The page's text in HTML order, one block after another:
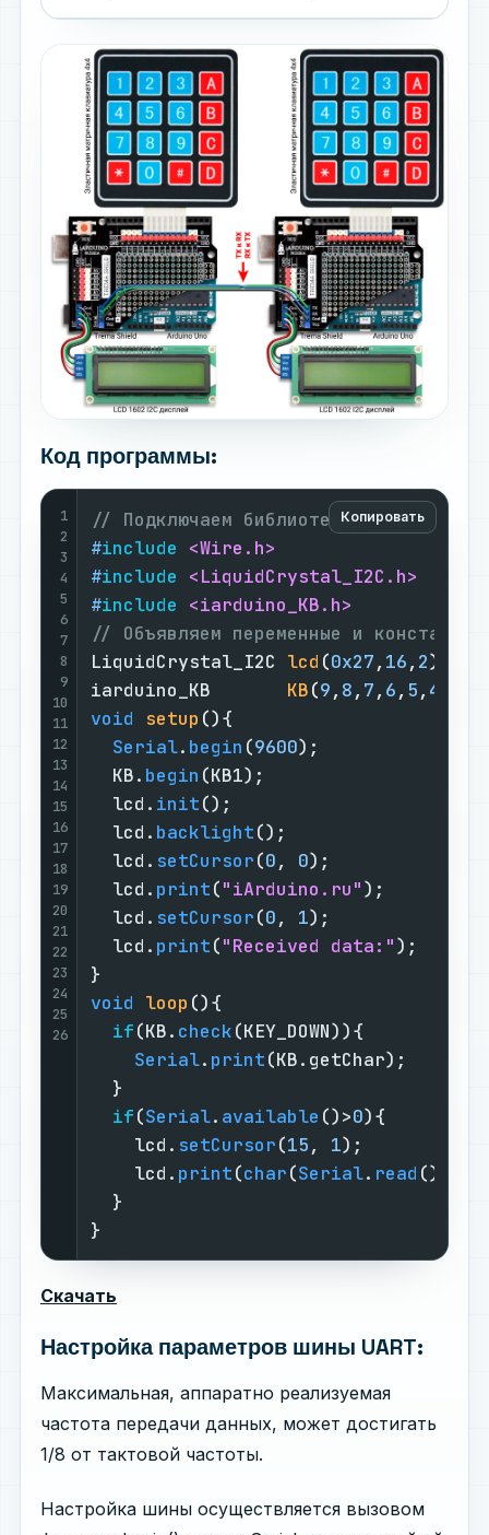
Код программы:
Копировать
1
2
3
4
5
6
7
8
9
10
11
12
13
14
15
16
17
18
19
20
21
22
23
24
25
26
// Подключаем библиотеки:
#include <Wire.h>
#include <LiquidCrystal_I2C.h>
#include <iarduino_KB.h>
// Объявляем переменные и константы:
LiquidCrystal_I2C lcd (0x27, 16, 2)
iarduino_KB KB(9, 8, 7, 6, 5, 4
void
setup (){
Serial. begin (9600
  KB.
begin
  lcd.
init
  lcd.
backlight
  lcd.
setCursor(0, 0
  lcd.
print("iArduino.ru"
  lcd.
setCursor(0, 1
  lcd.
print("Received data:"
void loop (){
if(KB. check
Serial. print
  }
if(Serial. available ()>0
    lcd.
setCursor(15, 1
    lcd.
print(char(Serial. read
  }
}
Скачать
Настройка параметров шины UART:
Максимальная, аппаратно реализуемая
частота передачи данных, может достигать
1/8 от тактовой частоты.
Настройка шины осуществляется вызовом